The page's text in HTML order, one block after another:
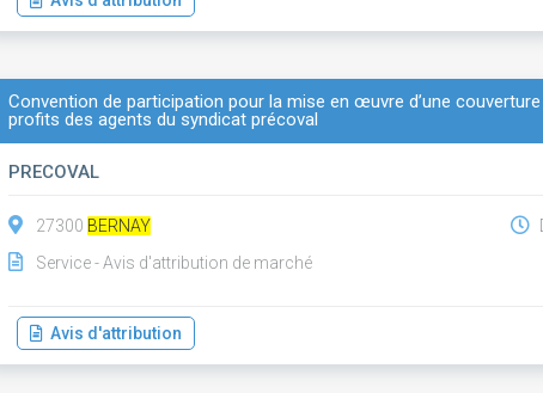
Convention de participation pour la mise en œuvre d’une
profits des agents du syndicat précoval
PRECOVAL
27300 BERNAY
Service - Avis d'attribution de marché
Avis d'attribution